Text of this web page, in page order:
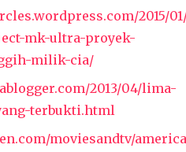
2015/
mk-ultra-proyek-
milik-cia/
2013/04/lima-
terbukti.html
moviesandtv/